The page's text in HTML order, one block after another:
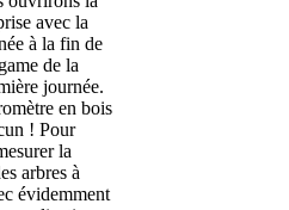
avec la
à la fin de
de la
journée.
en bois
! Pour
la
arbres à
évidemment